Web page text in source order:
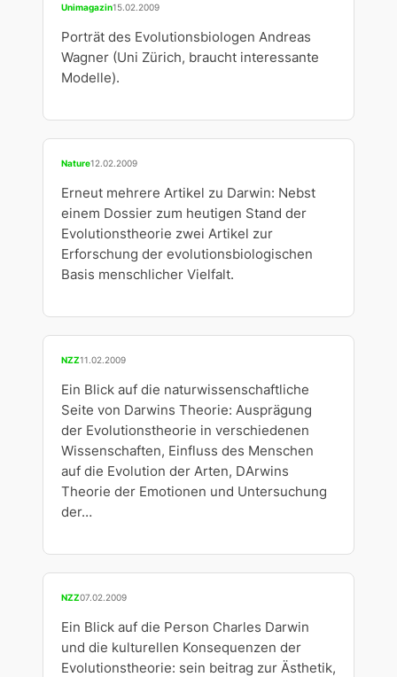
Unimagazin15.02.2009
Porträt des Evolutionsbiologen Andreas
Wagner (Uni Zürich, braucht interessante
Modelle).
Nature12.02.2009
Erneut mehrere Artikel zu Darwin: Nebst
einem Dossier zum heutigen Stand der
Evolutionstheorie zwei Artikel zur
Erforschung der evolutionsbiologischen
Basis menschlicher Vielfalt.
NZZ11.02.2009
Ein Blick auf die naturwissenschaftliche
Seite von Darwins Theorie: Ausprägung
der Evolutionstheorie in verschiedenen
Wissenschaften, Einfluss des Menschen
auf die Evolution der Arten, DArwins
Theorie der Emotionen und Untersuchung
der…
NZZ07.02.2009
Ein Blick auf die Person Charles Darwin
und die kulturellen Konsequenzen der
Evolutionstheorie: sein beitrag zur Ästhetik,